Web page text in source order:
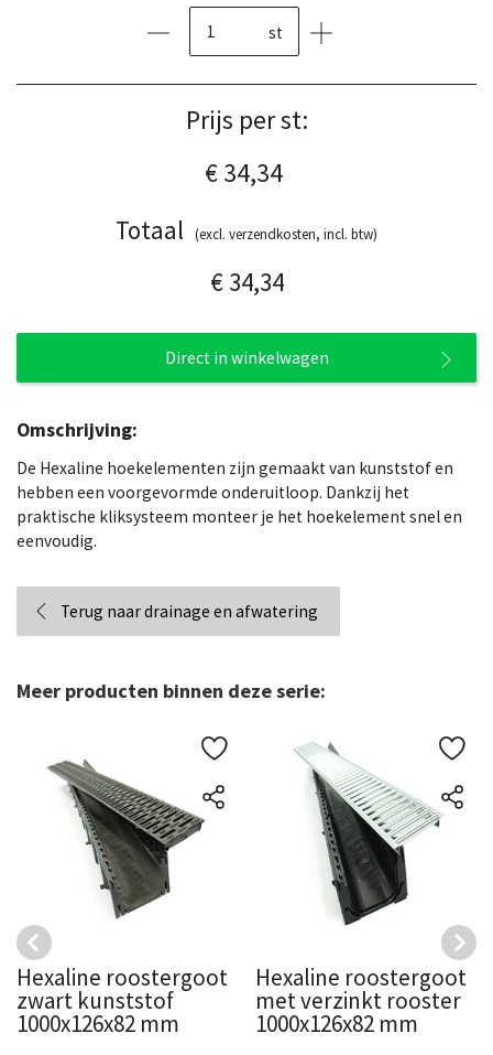
st
Prijs per st:
€ 34,34
Totaal
(excl. verzendkosten, incl. btw)
€ 34,34
Direct in winkelwagen
Omschrijving:
De Hexaline hoekelementen zijn gemaakt van kunststof en
hebben een voorgevormde onderuitloop. Dankzij het
praktische kliksysteem monteer je het hoekelement snel en
eenvoudig.
Terug naar drainage en afwatering
Meer producten binnen deze serie:
Hexaline roostergoot
zwart kunststof
1000x126x82 mm
Hexaline roostergoot
met verzinkt rooster
1000x126x82 mm